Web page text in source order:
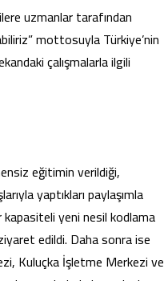
uzmanlar tarafından
mottosuyla Türkiye’nin
çalışmalarla ilgili
eğitimin verildiği,
yaptıkları paylaşımla
yeni nesil kodlama
edildi. Daha sonra ise
Kuluçka İşletme Merkezi ve